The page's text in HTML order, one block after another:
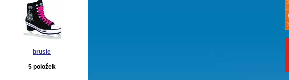
brusle
5 položek